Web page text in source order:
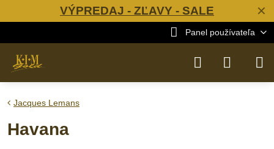
✕
VÝPREDAJ - ZĽAVY - SALE
Panel používateľa
Jacques Lemans
Havana